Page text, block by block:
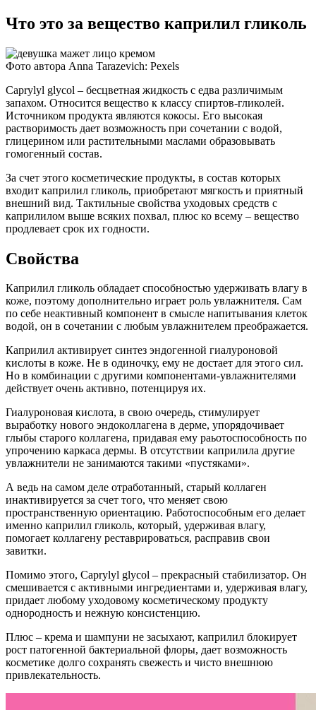
Что это за вещество каприлил гликоль
Фото автора Anna Tarazevich: Pexels
Caprylyl glycol – бесцветная жидкость с едва различимым
запахом. Относится вещество к классу спиртов-гликолей.
Источником продукта являются кокосы. Его высокая
растворимость дает возможность при сочетании с водой,
глицерином или растительными маслами образовывать
гомогенный состав.
За счет этого косметические продукты, в состав которых
входит каприлил гликоль, приобретают мягкость и приятный
внешний вид. Тактильные свойства уходовых средств с
каприлилом выше всяких похвал, плюс ко всему – вещество
продлевает срок их годности.
Свойства
Каприлил гликоль обладает способностью удерживать влагу в
коже, поэтому дополнительно играет роль увлажнителя. Сам
по себе неактивный компонент в смысле напитывания клеток
водой, он в сочетании с любым увлажнителем преображается.
Каприлил активирует синтез эндогенной гиалуроновой
кислоты в коже. Не в одиночку, ему не достает для этого сил.
Но в комбинации с другими компонентами-увлажнителями
действует очень активно, потенцируя их.
Гиалуроновая кислота, в свою очередь, стимулирует
выработку нового эндоколлагена в дерме, упорядочивает
глыбы старого коллагена, придавая ему раьотоспособность по
упрочению каркаса дермы. В отсутствии каприлила другие
увлажнители не занимаются такими «пустяками».
А ведь на самом деле отработанный, старый коллаген
инактивируется за счет того, что меняет свою
пространственную ориентацию. Работоспособным его делает
именно каприлил гликоль, который, удерживая влагу,
помогает коллагену реставрироваться, расправив свои
завитки.
Помимо этого, Caprylyl glycol – прекрасный стабилизатор. Он
смешивается с активными ингредиентами и, удерживая влагу,
придает любому уходовому косметическому продукту
однородность и нежную консистенцию.
Плюс – крема и шампуни не засыхают, каприлил блокирует
рост патогенной бактериальной флоры, дает возможность
косметике долго сохранять свежесть и чисто внешнюю
привлекательность.